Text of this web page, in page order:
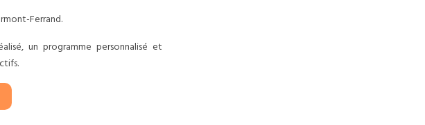
Ferrand.
un programme personnalisé et